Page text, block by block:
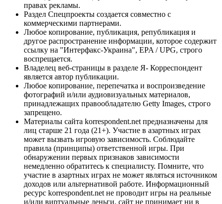
правах рекламы.
Раздел Спецпроекты создается совместно с
коммерческими партнерами.
Любое копирование, публикация, републикация и
другое распространение информации, которое содержит
ссылку на "Интерфакс-Украина", EPA / UPG, строго
воспрещается.
Владелец веб-страницы в разделе Я- Корреспондент
является автор публикации.
Любое копирование, перепечатка и воспроизведение
фотографий и/или аудиовизуальных материалов,
принадлежащих правообладателю Getty Images, строго
запрещено.
Материалы сайта korrespondent.net предназначены для
лиц старше 21 года (21+). Участие в азартных играх
может вызвать игровую зависимость. Соблюдайте
правила (принципы) ответственной игры. При
обнаружении первых признаков зависимости
немедленно обратитесь к специалисту. Помните, что
участие в азартных играх не может являться источником
доходов или альтернативой работе. Информационный
ресурс korrespondent.net не проводит игры на реальные
и/или виртуальные деньги, сайт не принимает ни в